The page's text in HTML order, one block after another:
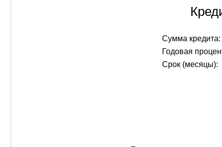
Сумма кредита:
Годовая
Срок (месяцы):